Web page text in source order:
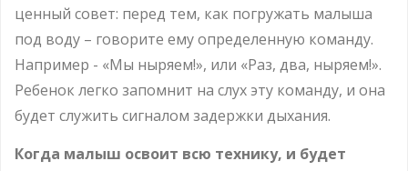
ценный совет: перед тем, как погружать малыша
под воду – говорите ему определенную команду.
Например - «Мы ныряем!», или «Раз, два, ныряем!».
Ребенок легко запомнит на слух эту команду, и она
будет служить сигналом задержки дыхания.
Когда малыш освоит всю технику, и будет